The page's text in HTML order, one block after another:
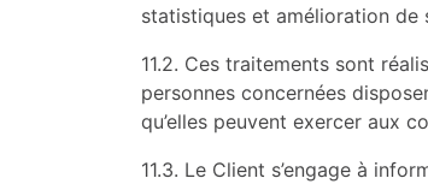
statistiques et amélioration de
11.2. Ces traitements sont
personnes concernées
qu’elles peuvent exercer aux
11.3. Le Client s’engage à